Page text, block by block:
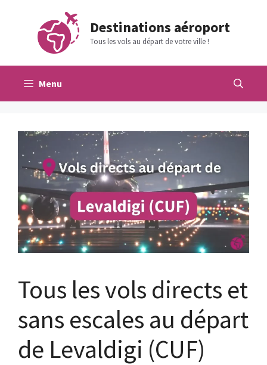
contenu
Destinations aéroport
Tous les vols au départ de votre ville !
Menu
Tous les vols directs et
sans escales au départ
de Levaldigi (CUF)